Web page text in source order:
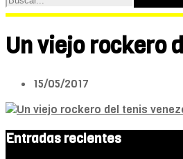
Un viejo rockero
15/05/2017
Entradas recientes